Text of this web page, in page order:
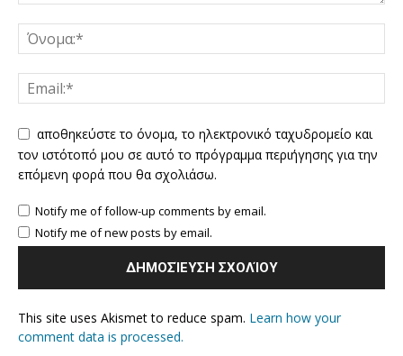
αποθηκεύστε το όνομα, το ηλεκτρονικό ταχυδρομείο και
τον ιστότοπό μου σε αυτό το πρόγραμμα περιήγησης για την
επόμενη φορά που θα σχολιάσω.
Notify me of follow-up comments by email.
Notify me of new posts by email.
This site uses Akismet to reduce spam. Learn how your
comment data is processed.